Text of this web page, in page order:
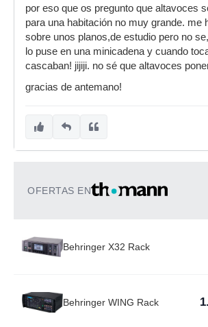
por eso que os pregunto que altavoces
para una habitación no muy grande. me
sobre unos planos,de estudio pero no
lo puse en una minicadena y cuando
cascaban! jijiji. no sé que altavoces
gracias de antemano!
OFERTAS EN
Behringer X32 Rack
Behringer WING Rack